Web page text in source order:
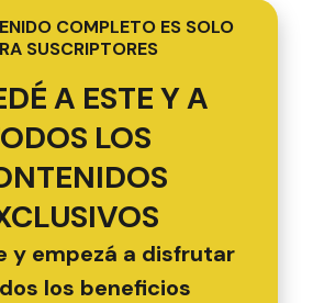
COMPLETO ES SOLO
SUSCRIPTORES
A ESTE Y A
LOS
y empezá a disfrutar
los beneficios